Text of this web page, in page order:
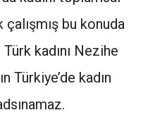
bu konuda
kadını Nezihe
Türkiye’de kadın